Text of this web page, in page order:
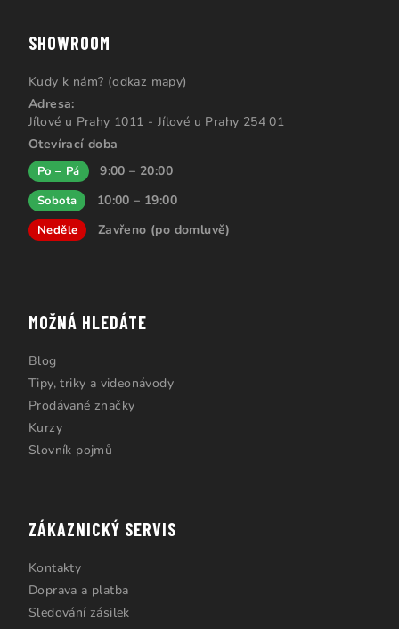
SHOWROOM
Kudy k nám? (odkaz mapy)
Adresa:
Jílové u Prahy 1011 - Jílové u Prahy 254 01
Otevírací doba
Po – Pá 9:00 – 20:00
Sobota 10:00 – 19:00
Neděle Zavřeno (po domluvě)
MOŽNÁ HLEDÁTE
Blog
Tipy, triky a videonávody
Prodávané značky
Kurzy
Slovník pojmů
ZÁKAZNICKÝ SERVIS
Kontakty
Doprava a platba
Sledování zásilek